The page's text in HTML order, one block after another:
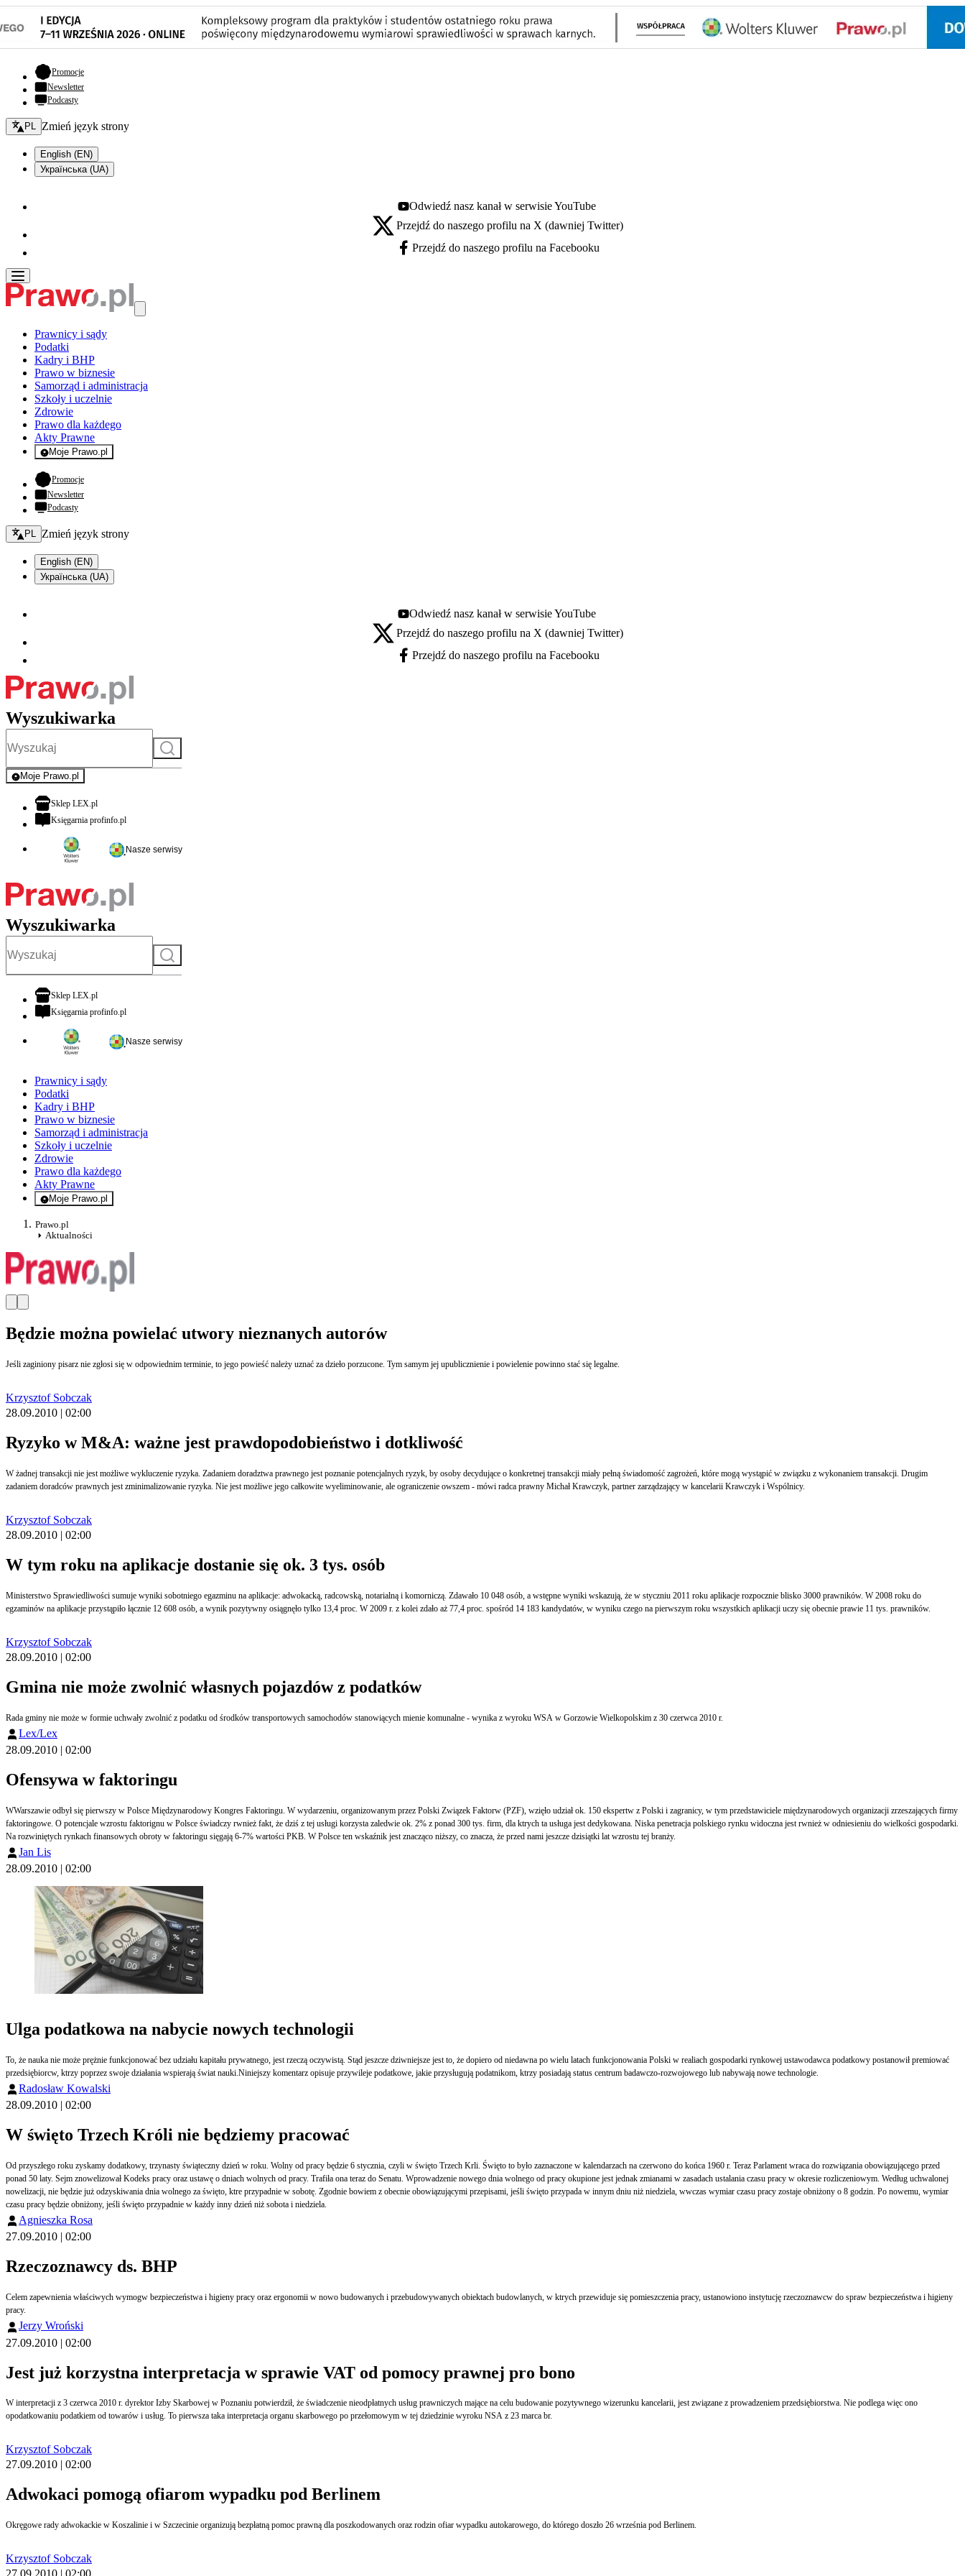
Promocje- otwiera się w nowej karcie
Newsletter
Podcasty
Zmień język - bieżący:
PL Zmień język strony
English (EN)
Українська (UA)
Youtube - otwiera się w nowej karcie
Odwiedź nasz kanał w serwisie YouTube
X - otwiera się w nowej karcie
Przejdź do naszego profilu na X (dawniej Twitter)
Facebook - otwiera się w nowej karcie
Przejdź do naszego profilu na Facebooku
Prawnicy i sądy
Podatki
Kadry i BHP
Prawo w biznesie
Samorząd i administracja
Szkoły i uczelnie
Zdrowie
Prawo dla każdego
Akty Prawne
Moje Prawo.pl
- rejestracja i logowanie do serwisu
Promocje- otwiera się w nowej karcie
Newsletter
Podcasty
Zmień język - bieżący:
PL Zmień język strony
English (EN)
Українська (UA)
Youtube - otwiera się w nowej karcie
Odwiedź nasz kanał w serwisie YouTube
X - otwiera się w nowej karcie
Przejdź do naszego profilu na X (dawniej Twitter)
Facebook - otwiera się w nowej karcie
Przejdź do naszego profilu na Facebooku
Wyszukiwarka
Szukaj
Moje Prawo.pl
- rejestracja i logowanie do serwisu
Sklep LEX.plotwiera się w nowej karcie
Księgarnia profinfo.plotwiera się w nowej karcie
Nasze serwisy
Wyszukiwarka
Szukaj
Sklep LEX.plotwiera się w nowej karcie
Księgarnia profinfo.plotwiera się w nowej karcie
Nasze serwisy
Prawnicy i sądy
Podatki
Kadry i BHP
Prawo w biznesie
Samorząd i administracja
Szkoły i uczelnie
Zdrowie
Prawo dla każdego
Akty Prawne
Moje Prawo.pl
- rejestracja i logowanie do serwisu
Prawo.pl
Aktualności
Będzie można powielać utwory nieznanych autorów
Jeśli zaginiony pisarz nie zgłosi się w odpowiednim terminie, to jego powieść należy uznać za dzieło porzucone. Tym samym jej upublicznienie i powielenie powinno stać się legalne.
Krzysztof Sobczak
28.09.2010 | 02:00
Ryzyko w M&A: ważne jest prawdopodobieństwo i dotkliwość
W żadnej transakcji nie jest możliwe wykluczenie ryzyka. Zadaniem doradztwa prawnego jest poznanie potencjalnych ryzyk, by osoby decydujące o konkretnej transakcji miały pełną świadomość zagrożeń, które mogą wystąpić w związku z wykonaniem transakcji. Drugim
zadaniem doradców prawnych jest zminimalizowanie ryzyka. Nie jest możliwe jego całkowite wyeliminowanie, ale ograniczenie owszem - mówi radca prawny Michał Krawczyk, partner zarządzający w kancelarii Krawczyk i Wspólnicy.
Krzysztof Sobczak
28.09.2010 | 02:00
W tym roku na aplikacje dostanie się ok. 3 tys. osób
Ministerstwo Sprawiedliwości sumuje wyniki sobotniego egazminu na aplikacje: adwokacką, radcowską, notarialną i komorniczą. Zdawało 10 048 osób, a wstępne wyniki wskazują, że w styczniu 2011 roku aplikacje rozpocznie blisko 3000 prawników. W 2008 roku do
egzaminów na aplikacje przystąpiło łącznie 12 608 osób, a wynik pozytywny osiągnęło tylko 13,4 proc. W 2009 r. z kolei zdało aż 77,4 proc. spośród 14 183 kandydatów, w wyniku czego na pierwszym roku wszystkich aplikacji uczy się obecnie prawie 11 tys. prawników.
Krzysztof Sobczak
28.09.2010 | 02:00
Gmina nie może zwolnić własnych pojazdów z podatków
Rada gminy nie może w formie uchwały zwolnić z podatku od środków transportowych samochodów stanowiących mienie komunalne - wynika z wyroku WSA w Gorzowie Wielkopolskim z 30 czerwca 2010 r.
Lex/Lex
28.09.2010 | 02:00
Ofensywa w faktoringu
WWarszawie odbył się pierwszy w Polsce Międzynarodowy Kongres Faktoringu. W wydarzeniu, organizowanym przez Polski Związek Faktorw (PZF), wzięło udział ok. 150 ekspertw z Polski i zagranicy, w tym przedstawiciele międzynarodowych organizacji zrzeszających firmy
faktoringowe. O potencjale wzrostu faktorignu w Polsce świadczy rwnież fakt, że dziś z tej usługi korzysta zaledwie ok. 2% z ponad 300 tys. firm, dla ktrych ta usługa jest dedykowana. Niska penetracja polskiego rynku widoczna jest rwnież w odniesieniu do wielkości gospodarki.
Na rozwiniętych rynkach finansowych obroty w faktoringu sięgają 6-7% wartości PKB. W Polsce ten wskaźnik jest znacząco niższy, co znacza, że przed nami jeszcze dzisiątki lat wzrostu tej branży.
Jan Lis
28.09.2010 | 02:00
Ulga podatkowa na nabycie nowych technologii
To, że nauka nie może prężnie funkcjonować bez udziału kapitału prywatnego, jest rzeczą oczywistą. Stąd jeszcze dziwniejsze jest to, że dopiero od niedawna po wielu latach funkcjonowania Polski w realiach gospodarki rynkowej ustawodawca podatkowy postanowił premiować
przedsiębiorcw, ktrzy poprzez swoje działania wspierają świat nauki.Niniejszy komentarz opisuje przywileje podatkowe, jakie przysługują podatnikom, ktrzy posiadają status centrum badawczo-rozwojowego lub nabywają nowe technologie.
Radosław Kowalski
28.09.2010 | 02:00
W święto Trzech Króli nie będziemy pracować
Od przyszłego roku zyskamy dodatkowy, trzynasty świąteczny dzień w roku. Wolny od pracy będzie 6 stycznia, czyli w święto Trzech Krli. Święto to było zaznaczone w kalendarzach na czerwono do końca 1960 r. Teraz Parlament wraca do rozwiązania obowiązującego przed
ponad 50 laty. Sejm znowelizował Kodeks pracy oraz ustawę o dniach wolnych od pracy. Trafiła ona teraz do Senatu. Wprowadzenie nowego dnia wolnego od pracy okupione jest jednak zmianami w zasadach ustalania czasu pracy w okresie rozliczeniowym. Według uchwalonej
nowelizacji, nie będzie już odzyskiwania dnia wolnego za święto, ktre przypadnie w sobotę. Zgodnie bowiem z obecnie obowiązującymi przepisami, jeśli święto przypada w innym dniu niż niedziela, wwczas wymiar czasu pracy zostaje obniżony o 8 godzin. Po nowemu, wymiar
czasu pracy będzie obniżony, jeśli święto przypadnie w każdy inny dzień niż sobota i niedziela.
Agnieszka Rosa
27.09.2010 | 02:00
Rzeczoznawcy ds. BHP
Celem zapewnienia właściwych wymogw bezpieczeństwa i higieny pracy oraz ergonomii w nowo budowanych i przebudowywanych obiektach budowlanych, w ktrych przewiduje się pomieszczenia pracy, ustanowiono instytucję rzeczoznawcw do spraw bezpieczeństwa i higieny
pracy.
Jerzy Wroński
27.09.2010 | 02:00
Jest już korzystna interpretacja w sprawie VAT od pomocy prawnej pro bono
W interpretacji z 3 czerwca 2010 r. dyrektor Izby Skarbowej w Poznaniu potwierdził, że świadczenie nieodpłatnych usług prawniczych mające na celu budowanie pozytywnego wizerunku kancelarii, jest związane z prowadzeniem przedsiębiorstwa. Nie podlega więc ono
opodatkowaniu podatkiem od towarów i usług. To pierwsza taka interpretacja organu skarbowego po przełomowym w tej dziedzinie wyroku NSA z 23 marca br.
Krzysztof Sobczak
27.09.2010 | 02:00
Adwokaci pomogą ofiarom wypadku pod Berlinem
Okręgowe rady adwokackie w Koszalinie i w Szczecinie organizują bezpłatną pomoc prawną dla poszkodowanych oraz rodzin ofiar wypadku autokarowego, do którego doszło 26 września pod Berlinem.
Krzysztof Sobczak